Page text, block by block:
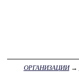
ОРГАНИЗАЦИИ→